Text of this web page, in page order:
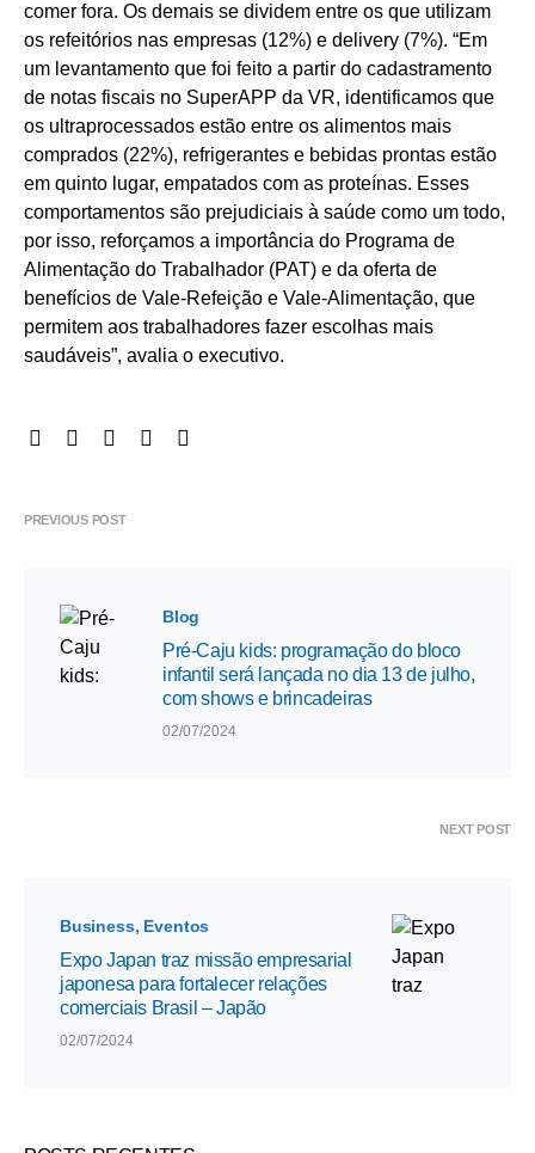
comer fora. Os demais se dividem entre os que utilizam
os refeitórios nas empresas (12%) e delivery (7%). “Em
um levantamento que foi feito a partir do cadastramento
de notas fiscais no SuperAPP da VR, identificamos que
os ultraprocessados estão entre os alimentos mais
comprados (22%), refrigerantes e bebidas prontas estão
em quinto lugar, empatados com as proteínas. Esses
comportamentos são prejudiciais à saúde como um todo,
por isso, reforçamos a importância do Programa de
Alimentação do Trabalhador (PAT) e da oferta de
benefícios de Vale-Refeição e Vale-Alimentação, que
permitem aos trabalhadores fazer escolhas mais
saudáveis”, avalia o executivo.
PREVIOUS POST
Blog
Pré-Caju kids: programação do bloco
infantil será lançada no dia 13 de julho,
com shows e brincadeiras
02/07/2024
NEXT POST
Business Eventos
Expo Japan traz missão empresarial
japonesa para fortalecer relações
comerciais Brasil – Japão
02/07/2024